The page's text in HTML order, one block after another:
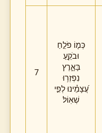
7
כְּמ֤וֹ פֹלֵ֣חַ
וּבֹקֵ֣עַ
בָּאָ֑רֶץ
נִפְזְר֥וּ
עֲ֝צָמֵ֗ינוּ לְפִ֣י
שְׁאֽוֹל׃